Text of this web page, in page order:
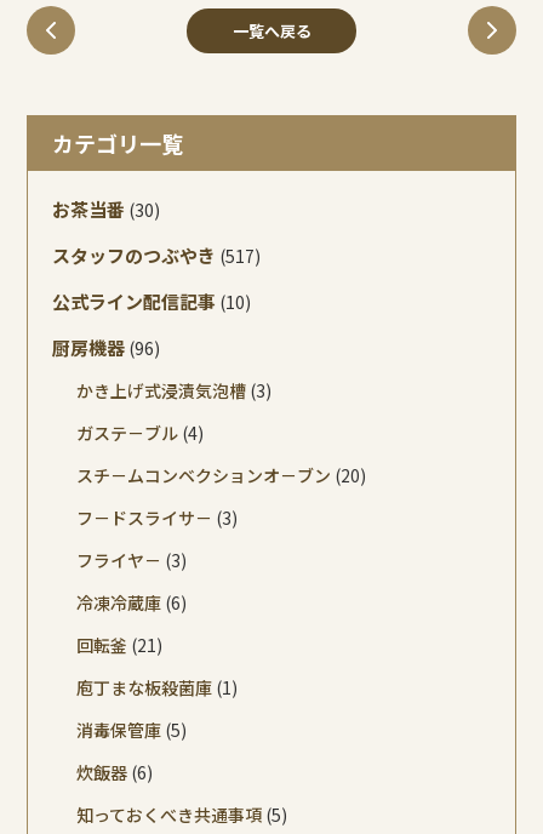
一覧へ戻る
カテゴリ一覧
お茶当番 (30)
スタッフのつぶやき (517)
公式ライン配信記事 (10)
厨房機器 (96)
かき上げ式浸漬気泡槽 (3)
ガステ－ブル (4)
スチ－ムコンベクションオ－ブン (20)
フ－ドスライサ－ (3)
フライヤ－ (3)
冷凍冷蔵庫 (6)
回転釜 (21)
庖丁まな板殺菌庫 (1)
消毒保管庫 (5)
炊飯器 (6)
知っておくべき共通事項 (5)